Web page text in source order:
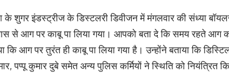
के शुगर इंडस्ट्रीज के डिस्टलरी डिवीजन में मंगलवार की संध्या
से आग पर काबू पा लिया गया। आपको बता दे कि समय रहते आग
कि आग पर तुरंत ही काबू पा लिया गया है। उन्होंने बताया कि
पप्पू कुमार दुबे समेत अन्य पुलिस कर्मियों ने स्थिति को नियंत्रित